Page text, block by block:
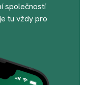
společností
tu vždy pro